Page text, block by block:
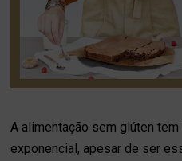
A alimentação sem glúten
exponencial, apesar de ser